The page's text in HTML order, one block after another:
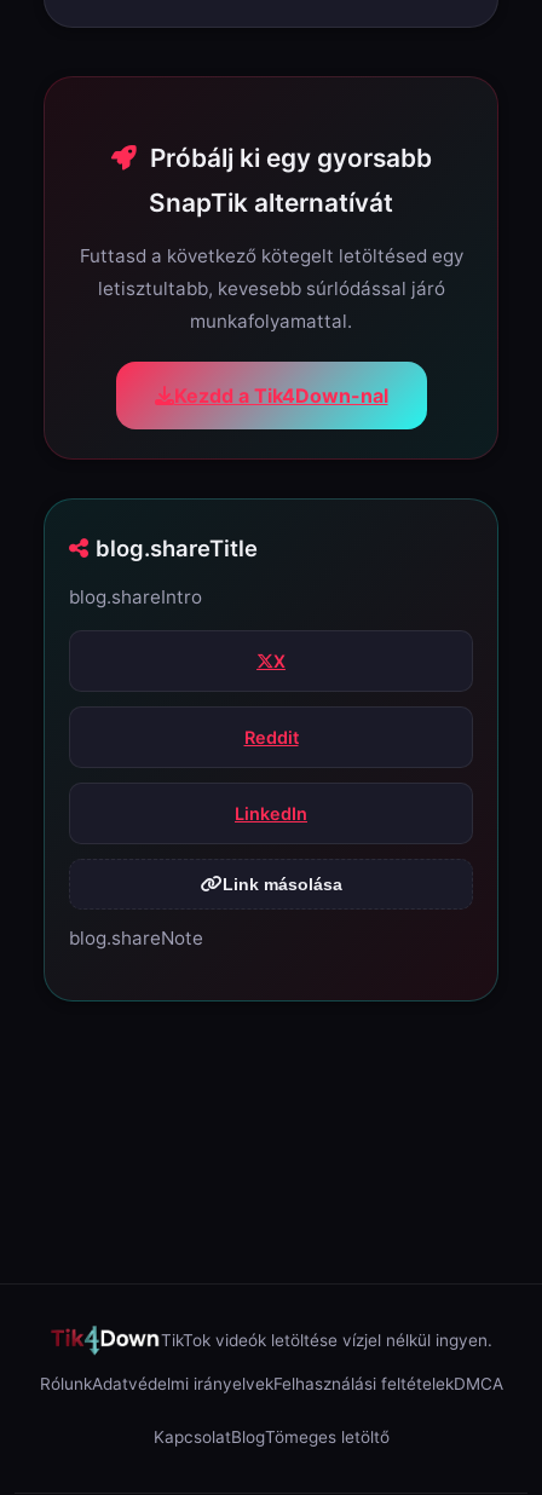
Próbálj ki egy gyorsabb
SnapTik alternatívát
Futtasd a következő kötegelt letöltésed egy
letisztultabb, kevesebb súrlódással járó
munkafolyamattal.
Kezdd a Tik4Down-nal
blog.shareTitle
blog.shareIntro
X
Reddit
LinkedIn
Link másolása
blog.shareNote
TikTok videók letöltése vízjel nélkül ingyen.
RólunkAdatvédelmi irányelvekFelhasználási feltételekDMCA
KapcsolatBlogTömeges letöltő